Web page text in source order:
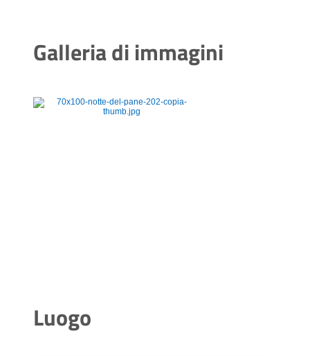
Galleria di immagini
Luogo